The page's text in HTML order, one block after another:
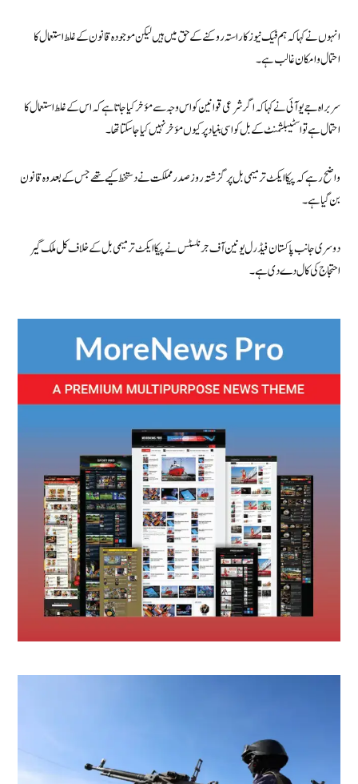
انہوں نے کہاکہ ہم فیک نیوز کا راستہ روکنے کے حق میں ہیں لیکن موجودہ قانون کے غلط استعمال کا
احتمال و امکان غالب ہے۔
سربراہ جے یو آئی نے کہا کہ اگر شرعی قوانین کو اس وجہ سے مؤخر کیا جاتا ہے کہ اس کے غلط استعمال کا
احتمال ہے تو اسٹیبلشمنٹ کے بل کو اسی بنیاد پر کیوں مؤخر نہیں کیا جاسکتا تھا۔
واضح رہے کہ پیکا ایکٹ ترمیمی بل پر گزشتہ روز صدر مملکت نے دستخط کیے تھے جس کے بعد وہ قانون
بن گیا ہے۔
دوسری جانب پاکستان فیڈرل یونین آف جرنلسٹس نے پیکا ایکٹ ترمیمی بل کے خلاف کل ملک گیر
احتجاج کی کال دے دی ہے۔